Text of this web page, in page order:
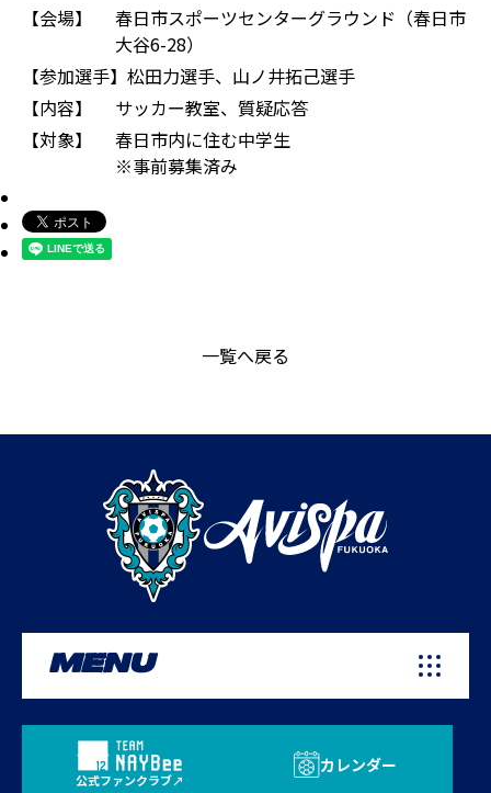
【会場】
春日市スポーツセンターグラウンド（春日市
大谷6-28）
【参加選手】 松田力選手、山ノ井拓己選手
【内容】
サッカー教室、質疑応答
【対象】
春日市内に住む中学生
※事前募集済み
一覧へ戻る
MENU
公式ファンクラブ
カレンダー